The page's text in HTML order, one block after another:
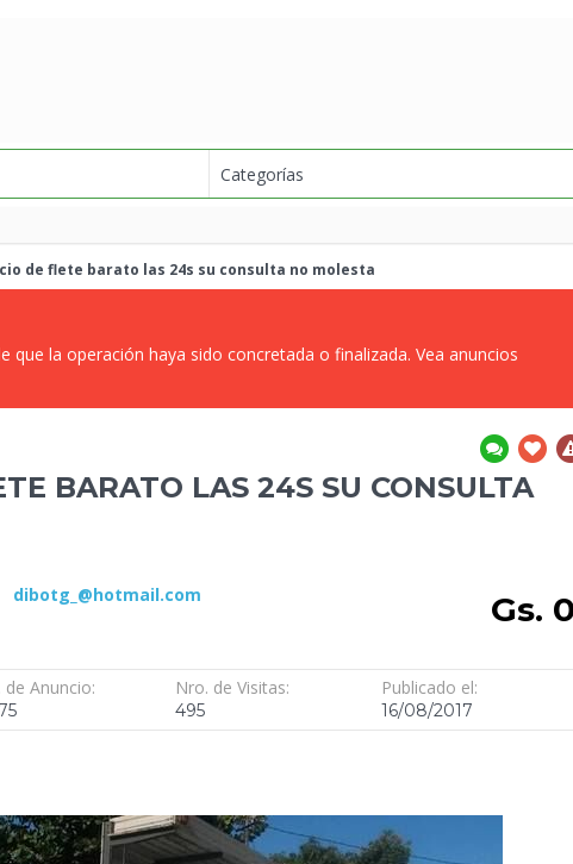
de flete barato las 24s su consulta no molesta
que la operación haya sido concretada o finalizada. Vea anuncios
BARATO LAS 24S SU CONSULTA
dibotg_@hotmail.com Gs. 0
de Anuncio: Nro. de Visitas:
495
Publicado el:
16/08/2017